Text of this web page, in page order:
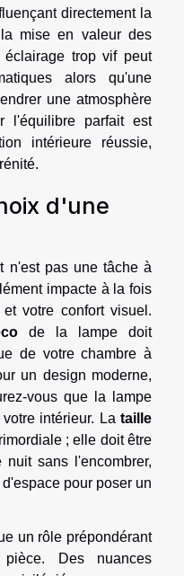
directement la
mise en valeur des
trop vif peut
alors qu'une
une atmosphère
l'équilibre parfait est
intérieure réussie,
d'une
n'est pas une tâche à
impacte à la fois
votre confort visuel.
de la lampe doit
de votre chambre à
un design moderne,
vous que la lampe
intérieur. La taille
; elle doit être
sans l'encombrer,
pour poser un
un rôle prépondérant
Des nuances